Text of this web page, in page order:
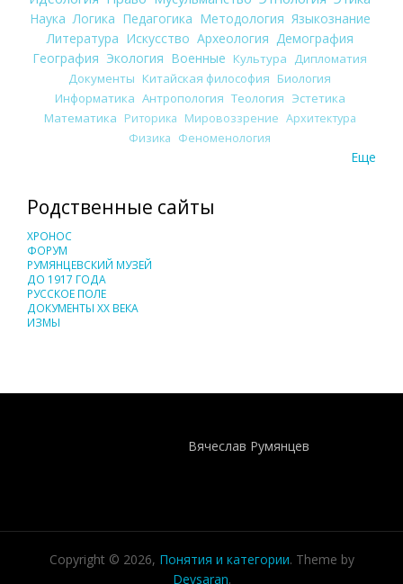
Наука Логика Педагогика Методология Языкознание
Литература Искусство Археология Демография
География Экология Военные Культура
Дипломатия
Документы Китайская философия Биология
Информатика Антропология Теология Эстетика
Математика Риторика Мировоззрение Архитектура
Физика Феноменология
Еще
Родственные сайты
ХРОНОС
ФОРУМ
РУМЯНЦЕВСКИЙ МУЗЕЙ
ДО 1917 ГОДА
РУССКОЕ ПОЛЕ
ДОКУМЕНТЫ XX ВЕКА
ИЗМЫ
Вячеслав Румянцев
Copyright © 2026, Понятия и категории. Theme by
Devsaran.